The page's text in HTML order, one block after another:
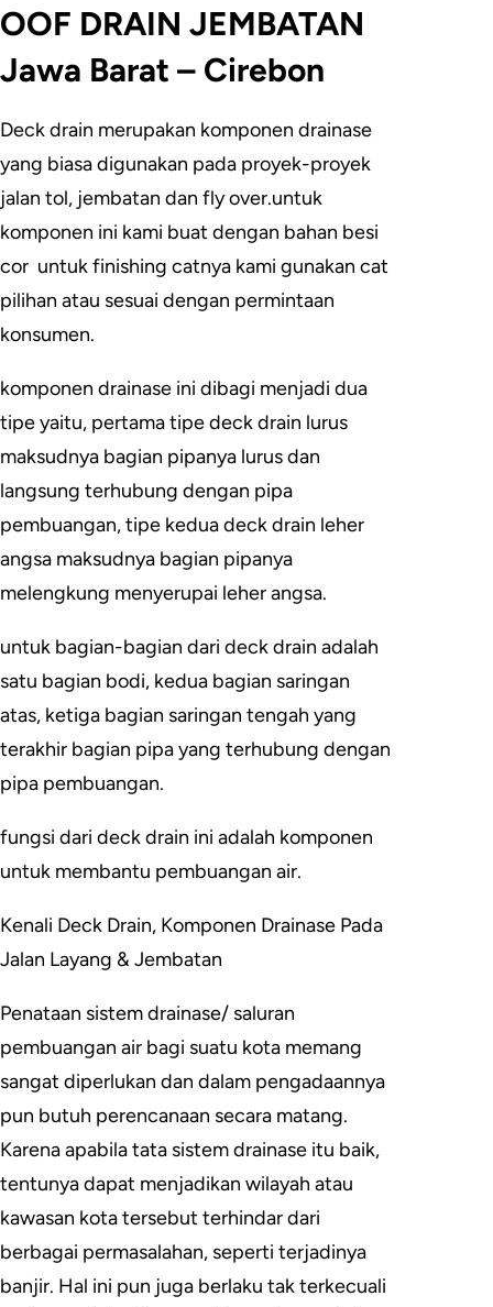
OOF DRAIN JEMBATAN
Jawa Barat – Cirebon
Deck drain merupakan komponen drainase
yang biasa digunakan pada proyek-proyek
jalan tol, jembatan dan fly over.untuk
komponen ini kami buat dengan bahan besi
cor untuk finishing catnya kami gunakan cat
pilihan atau sesuai dengan permintaan
konsumen.
komponen drainase ini dibagi menjadi dua
tipe yaitu, pertama tipe deck drain lurus
maksudnya bagian pipanya lurus dan
langsung terhubung dengan pipa
pembuangan, tipe kedua deck drain leher
angsa maksudnya bagian pipanya
melengkung menyerupai leher angsa.
untuk bagian-bagian dari deck drain adalah
satu bagian bodi, kedua bagian saringan
atas, ketiga bagian saringan tengah yang
terakhir bagian pipa yang terhubung dengan
pipa pembuangan.
fungsi dari deck drain ini adalah komponen
untuk membantu pembuangan air.
Kenali Deck Drain, Komponen Drainase Pada
Jalan Layang & Jembatan
Penataan sistem drainase/ saluran
pembuangan air bagi suatu kota memang
sangat diperlukan dan dalam pengadaannya
pun butuh perencanaan secara matang.
Karena apabila tata sistem drainase itu baik,
tentunya dapat menjadikan wilayah atau
kawasan kota tersebut terhindar dari
berbagai permasalahan, seperti terjadinya
banjir. Hal ini pun juga berlaku tak terkecuali